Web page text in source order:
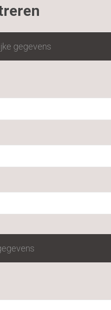
gegevens